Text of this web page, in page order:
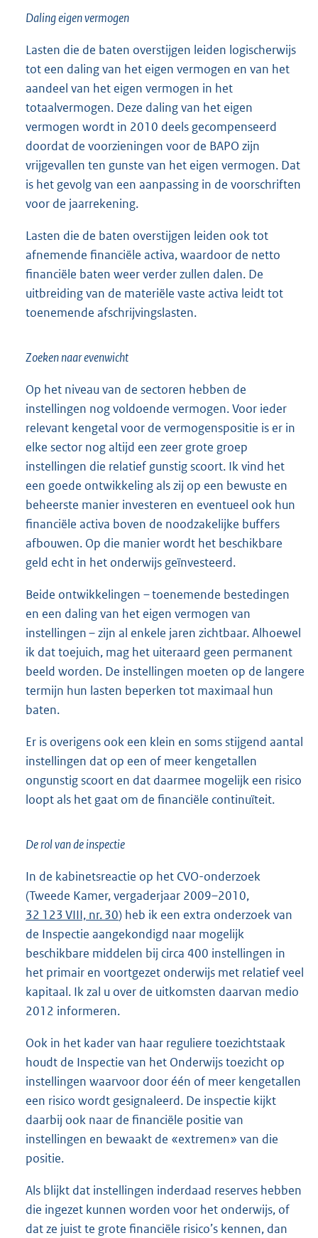
Daling eigen vermogen
Lasten die de baten overstijgen leiden logischerwijs
tot een daling van het eigen vermogen en van het
aandeel van het eigen vermogen in het
totaalvermogen. Deze daling van het eigen
vermogen wordt in 2010 deels gecompenseerd
doordat de voorzieningen voor de BAPO zijn
vrijgevallen ten gunste van het eigen vermogen. Dat
is het gevolg van een aanpassing in de voorschriften
voor de jaarrekening.
Lasten die de baten overstijgen leiden ook tot
afnemende financiële activa, waardoor de netto
financiële baten weer verder zullen dalen. De
uitbreiding van de materiële vaste activa leidt tot
toenemende afschrijvingslasten.
Zoeken naar evenwicht
Op het niveau van de sectoren hebben de
instellingen nog voldoende vermogen. Voor ieder
relevant kengetal voor de vermogenspositie is er in
elke sector nog altijd een zeer grote groep
instellingen die relatief gunstig scoort. Ik vind het
een goede ontwikkeling als zij op een bewuste en
beheerste manier investeren en eventueel ook hun
financiële activa boven de noodzakelijke buffers
afbouwen. Op die manier wordt het beschikbare
geld echt in het onderwijs geïnvesteerd.
Beide ontwikkelingen – toenemende bestedingen
en een daling van het eigen vermogen van
instellingen – zijn al enkele jaren zichtbaar. Alhoewel
ik dat toejuich, mag het uiteraard geen permanent
beeld worden. De instellingen moeten op de langere
termijn hun lasten beperken tot maximaal hun
baten.
Er is overigens ook een klein en soms stijgend aantal
instellingen dat op een of meer kengetallen
ongunstig scoort en dat daarmee mogelijk een risico
loopt als het gaat om de financiële continuïteit.
De rol van de inspectie
In de kabinetsreactie op het CVO-onderzoek
(Tweede Kamer, vergaderjaar 2009–2010,
32 123 VIII, nr. 30) heb ik een extra onderzoek van
de Inspectie aangekondigd naar mogelijk
beschikbare middelen bij circa 400 instellingen in
het primair en voortgezet onderwijs met relatief veel
kapitaal. Ik zal u over de uitkomsten daarvan medio
2012 informeren.
Ook in het kader van haar reguliere toezichtstaak
houdt de Inspectie van het Onderwijs toezicht op
instellingen waarvoor door één of meer kengetallen
een risico wordt gesignaleerd. De inspectie kijkt
daarbij ook naar de financiële positie van
instellingen en bewaakt de «extremen» van die
positie.
Als blijkt dat instellingen inderdaad reserves hebben
die ingezet kunnen worden voor het onderwijs, of
dat ze juist te grote financiële risico’s kennen, dan